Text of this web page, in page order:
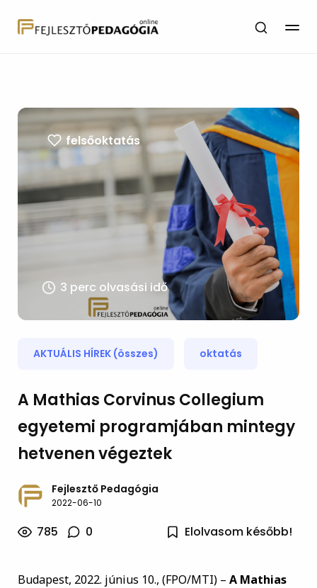
felsőoktatás
3 perc olvasási idő
AKTUÁLIS HÍREK (összes) oktatás
A Mathias Corvinus Collegium
egyetemi programjában mintegy
hetvenen végeztek
Fejlesztő Pedagógia
2022-06-10
785 0 Elolvasom később!
Budapest, 2022. június 10., (FPO/MTI) – A Mathias